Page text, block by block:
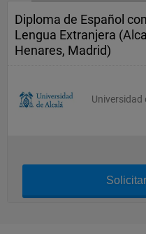
Diploma de Español
Lengua Extranjera
Henares, Madrid)
Universidad